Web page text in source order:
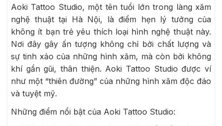
Aoki Tattoo Studio, một tên tuổi lớn trong làng xăm
nghệ thuật tại Hà Nội, là điểm hẹn lý tưởng của
không ít bạn trẻ yêu thích loại hình nghệ thuật này.
Nơi đây gây ấn tượng không chỉ bởi chất lượng và
sự tinh xảo của những hình xăm, mà còn bởi không
khí gần gũi, thân thiện. Aoki Tattoo Studio được ví
như một “thiên đường” của những hình xăm độc đáo
và tuyệt mỹ.
Những điểm nổi bật của Aoki Tattoo Studio: